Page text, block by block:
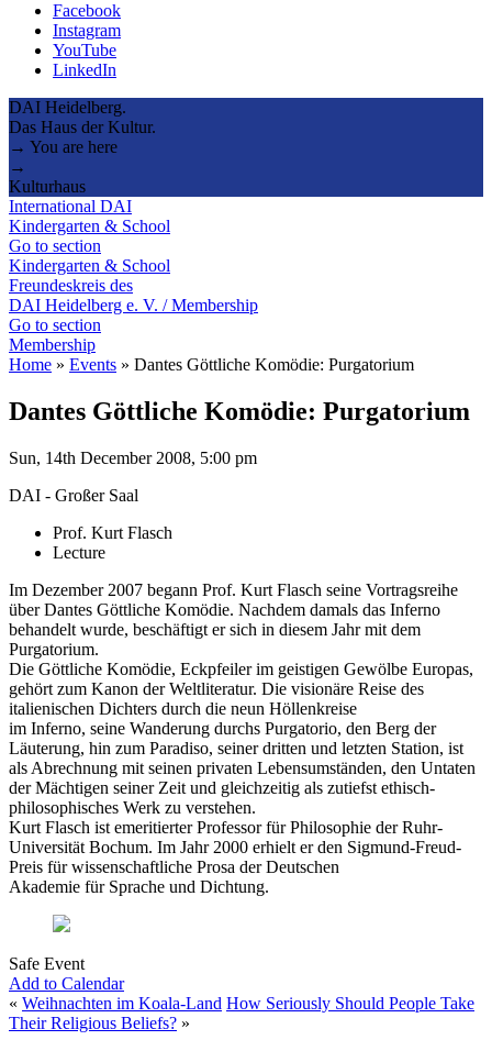
Facebook
Instagram
YouTube
LinkedIn
DAI Heidelberg.
Das Haus der Kultur.
→ You are here
→
Kulturhaus
International DAI
Kindergarten & School
Go to section
Kindergarten & School
Freundeskreis des
DAI Heidelberg e. V. / Membership
Go to section
Membership
Home » Events » Dantes Göttliche Komödie: Purgatorium
Dantes Göttliche Komödie: Purgatorium
Sun, 14th December 2008, 5:00 pm
DAI - Großer Saal
Prof. Kurt Flasch
Lecture
Im Dezember 2007 begann Prof. Kurt Flasch seine Vortragsreihe
über Dantes Göttliche Komödie. Nachdem damals das Inferno
behandelt wurde, beschäftigt er sich in diesem Jahr mit dem
Purgatorium.
Die Göttliche Komödie, Eckpfeiler im geistigen Gewölbe Europas,
gehört zum Kanon der Weltliteratur. Die visionäre Reise des
italienischen Dichters durch die neun Höllenkreise
im Inferno, seine Wanderung durchs Purgatorio, den Berg der
Läuterung, hin zum Paradiso, seiner dritten und letzten Station, ist
als Abrechnung mit seinen privaten Lebensumständen, den Untaten
der Mächtigen seiner Zeit und gleichzeitig als zutiefst ethisch-
philosophisches Werk zu verstehen.
Kurt Flasch ist emeritierter Professor für Philosophie der Ruhr-
Universität Bochum. Im Jahr 2000 erhielt er den Sigmund-Freud-
Preis für wissenschaftliche Prosa der Deutschen
Akademie für Sprache und Dichtung.
Safe Event
Add to Calendar
« Weihnachten im Koala-Land How Seriously Should People Take
Their Religious Beliefs? »